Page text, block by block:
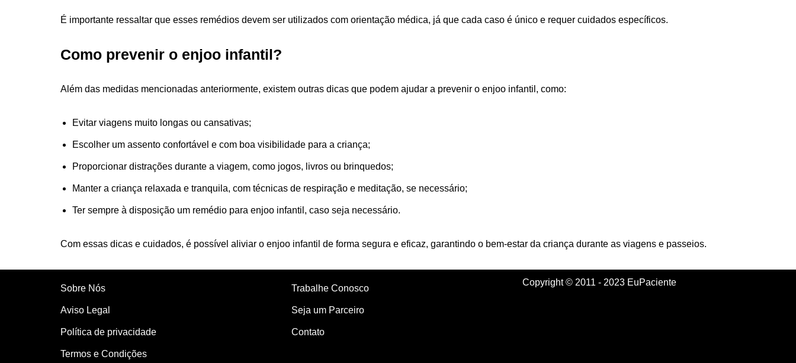
É importante ressaltar que esses remédios devem ser utilizados com orientação médica, já que cada caso é único e requer cuidados específicos.
Como prevenir o enjoo infantil?
Além das medidas mencionadas anteriormente, existem outras dicas que podem ajudar a prevenir o enjoo infantil, como:
Evitar viagens muito longas ou cansativas;
Escolher um assento confortável e com boa visibilidade para a criança;
Proporcionar distrações durante a viagem, como jogos, livros ou brinquedos;
Manter a criança relaxada e tranquila, com técnicas de respiração e meditação, se necessário;
Ter sempre à disposição um remédio para enjoo infantil, caso seja necessário.
Com essas dicas e cuidados, é possível aliviar o enjoo infantil de forma segura e eficaz, garantindo o bem-estar da criança durante as viagens e passeios.
Sobre Nós
Aviso Legal
Política de privacidade
Termos e Condições
Trabalhe Conosco
Seja um Parceiro
Contato
Copyright © 2011 - 2023 EuPaciente